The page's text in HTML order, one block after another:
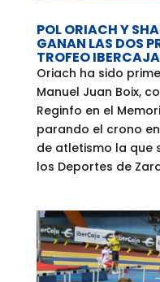
POL ORIACH Y
GANAN LAS DOS
TROFEO
Oriach ha sido
Manuel Juan Boix,
Reginfo en el
parando el crono
de atletismo la que
los Deportes de